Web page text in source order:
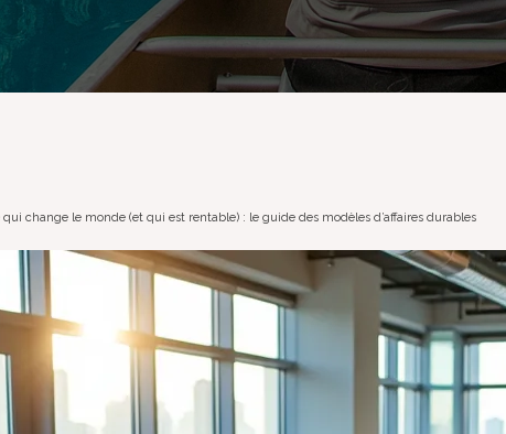
change le monde (et qui est rentable) : le guide des modèles d’affaires durables